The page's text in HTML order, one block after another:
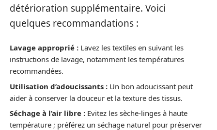
détérioration supplémentaire. Voici
quelques recommandations :
Lavage approprié : Lavez les textiles en suivant les
instructions de lavage, notamment les températures
recommandées.
Utilisation d’adoucissants : Un bon adoucissant peut
aider à conserver la douceur et la texture des tissus.
Séchage à l’air libre : Evitez les sèche-linges à haute
température ; préférez un séchage naturel pour préserver